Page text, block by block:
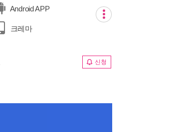
Android APP
크레마
신청